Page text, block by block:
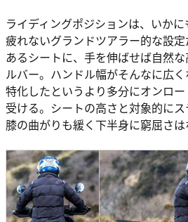
ライディングポジションは、いか
疲れないグランドツアラー的な設
あるシートに、手を伸ばせば自然
ルバー。ハンドル幅がそんなに広
特化したというより多分にオンロ
受ける。シートの高さと対象的にス
膝の曲がりも緩く下半身に窮屈さは